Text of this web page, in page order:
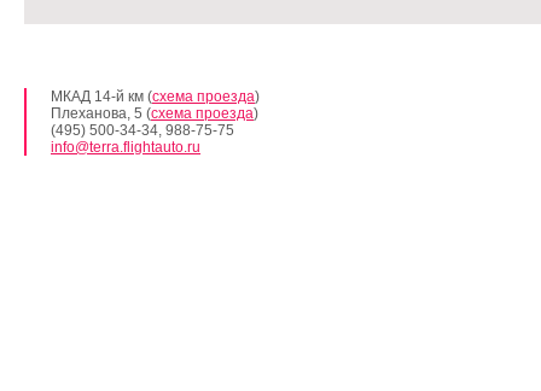
МКАД 14-й км (схема проезда)
Плеханова, 5 (схема проезда)
(495) 500-34-34, 988-75-75
info@terra.flightauto.ru